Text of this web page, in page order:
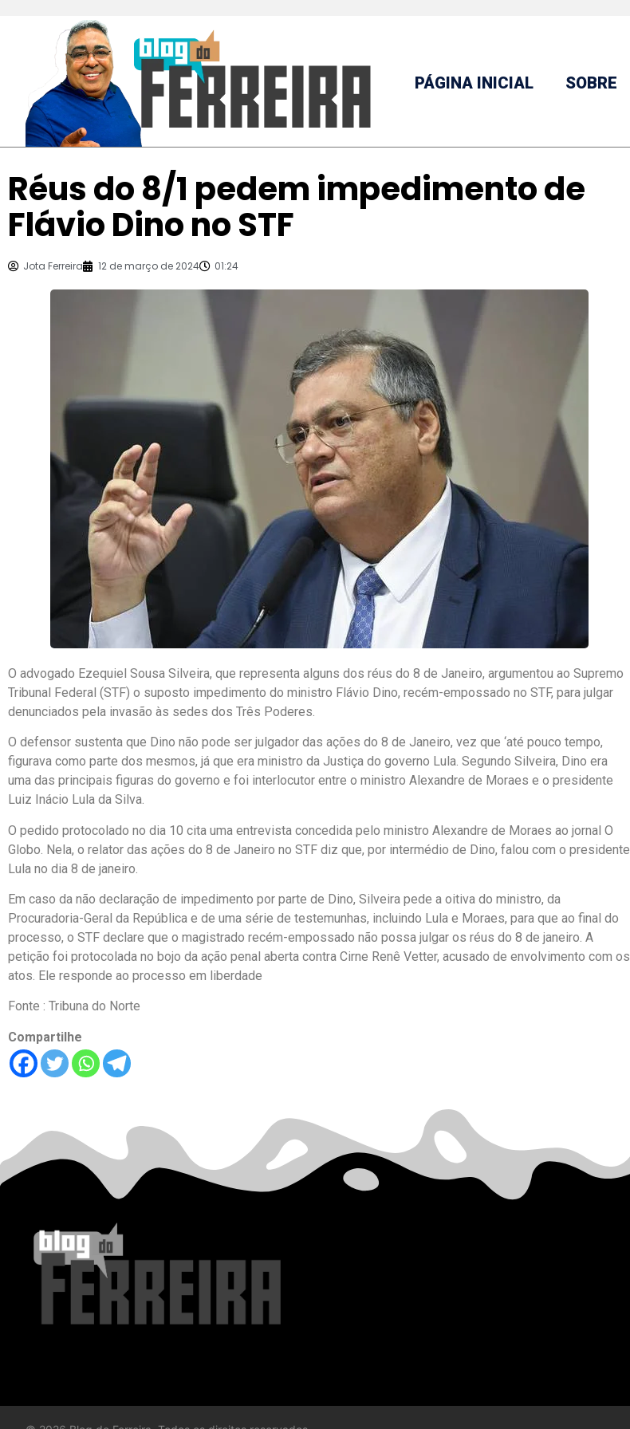
PÁGINA INICIAL SOBRE
Réus do 8/1 pedem impedimento de
Flávio Dino no STF
Jota Ferreira 12 de março de 2024 01:24
O advogado Ezequiel Sousa Silveira, que representa alguns dos réus do 8 de Janeiro, argumentou ao Supremo
Tribunal Federal (STF) o suposto impedimento do ministro Flávio Dino, recém-empossado no STF, para julgar
denunciados pela invasão às sedes dos Três Poderes.
O defensor sustenta que Dino não pode ser julgador das ações do 8 de Janeiro, vez que ‘até pouco tempo,
figurava como parte dos mesmos, já que era ministro da Justiça do governo Lula. Segundo Silveira, Dino era
uma das principais figuras do governo e foi interlocutor entre o ministro Alexandre de Moraes e o presidente
Luiz Inácio Lula da Silva.
O pedido protocolado no dia 10 cita uma entrevista concedida pelo ministro Alexandre de Moraes ao jornal O
Globo. Nela, o relator das ações do 8 de Janeiro no STF diz que, por intermédio de Dino, falou com o presidente
Lula no dia 8 de janeiro.
Em caso da não declaração de impedimento por parte de Dino, Silveira pede a oitiva do ministro, da
Procuradoria-Geral da República e de uma série de testemunhas, incluindo Lula e Moraes, para que ao final do
processo, o STF declare que o magistrado recém-empossado não possa julgar os réus do 8 de janeiro. A
petição foi protocolada no bojo da ação penal aberta contra Cirne Renê Vetter, acusado de envolvimento com os
atos. Ele responde ao processo em liberdade
Fonte : Tribuna do Norte
Compartilhe